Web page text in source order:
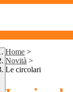
Home >
Novità >
Le circolari